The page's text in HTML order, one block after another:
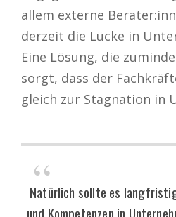
allem externe
derzeit die Lücke in
Eine Lösung, die
sorgt, dass der
gleich zur Stagnation in
Natürlich sollte es
und Kompetenzen in